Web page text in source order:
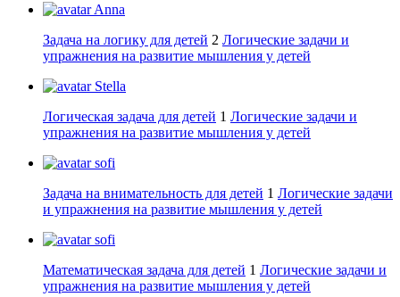
Anna
Задача на логику для детей 2 Логические задачи и
упражнения на развитие мышления у детей
Stella
Логическая задача для детей 1 Логические задачи и
упражнения на развитие мышления у детей
sofi
Задача на внимательность для детей 1 Логические задачи
и упражнения на развитие мышления у детей
sofi
Математическая задача для детей 1 Логические задачи и
упражнения на развитие мышления у детей